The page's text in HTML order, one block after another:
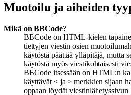
Muotoilu ja aiheiden
Mikä on BBCode?
BBCode on HTML-kielen
tiettyjen viestin osien
käytöstä päättää ylläpitäjä, mutta
käytöstä myös viestikohtaisesti
BBCode itsessään on HTML:n
käyttävät < ja > merkkien sijaan
oppaan löydät viestinlähetyssivun